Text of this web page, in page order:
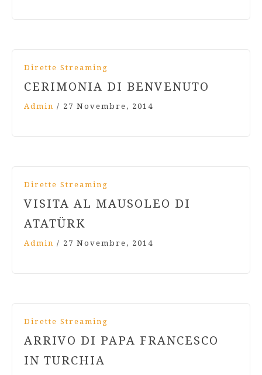
Dirette Streaming
CERIMONIA DI BENVENUTO
Admin / 27 Novembre, 2014
Dirette Streaming
VISITA AL MAUSOLEO DI
ATATÜRK
Admin / 27 Novembre, 2014
Dirette Streaming
ARRIVO DI PAPA FRANCESCO
IN TURCHIA